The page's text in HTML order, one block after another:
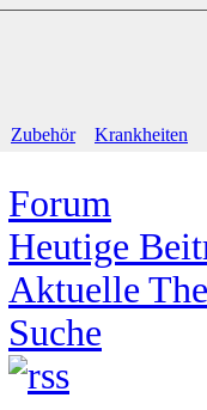
Zubehör Krankheiten
Forum
Heutige
Aktuelle
Suche